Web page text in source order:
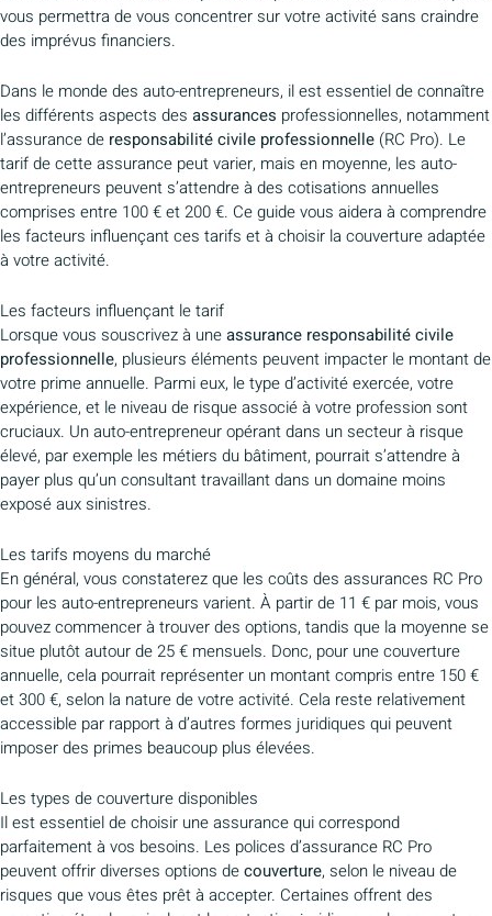
vous permettra de vous concentrer sur votre activité sans craindre
des imprévus financiers.
Dans le monde des auto-entrepreneurs, il est essentiel de connaître
les différents aspects des assurances professionnelles, notamment
l’assurance de responsabilité civile professionnelle (RC Pro). Le
tarif de cette assurance peut varier, mais en moyenne, les auto-
entrepreneurs peuvent s’attendre à des cotisations annuelles
comprises entre 100 € et 200 €. Ce guide vous aidera à comprendre
les facteurs influençant ces tarifs et à choisir la couverture adaptée
à votre activité.
Les facteurs influençant le tarif
Lorsque vous souscrivez à uneassurance responsabilité civile
professionnelle, plusieurs éléments peuvent impacter le montant de
votre prime annuelle. Parmi eux, le type d’activité exercée, votre
expérience, et le niveau de risque associé à votre profession sont
cruciaux. Un auto-entrepreneur opérant dans un secteur à risque
élevé, par exemple les métiers du bâtiment, pourrait s’attendre à
payer plus qu’un consultant travaillant dans un domaine moins
exposé aux sinistres.
Les tarifs moyens du marché
En général, vous constaterez que les coûts des assurances RC Pro
pour les auto-entrepreneurs varient. À partir de 11 € par mois, vous
pouvez commencer à trouver des options, tandis que la moyenne se
situe plutôt autour de 25 € mensuels. Donc, pour une couverture
annuelle, cela pourrait représenter un montant compris entre 150 €
et 300 €, selon la nature de votre activité. Cela reste relativement
accessible par rapport à d’autres formes juridiques qui peuvent
imposer des primes beaucoup plus élevées.
Les types de couverture disponibles
Il est essentiel de choisir une assurance qui correspond
parfaitement à vos besoins. Les polices d’assurance RC Pro
peuvent offrir diverses options decouverture, selon le niveau de
risques que vous êtes prêt à accepter. Certaines offrent des